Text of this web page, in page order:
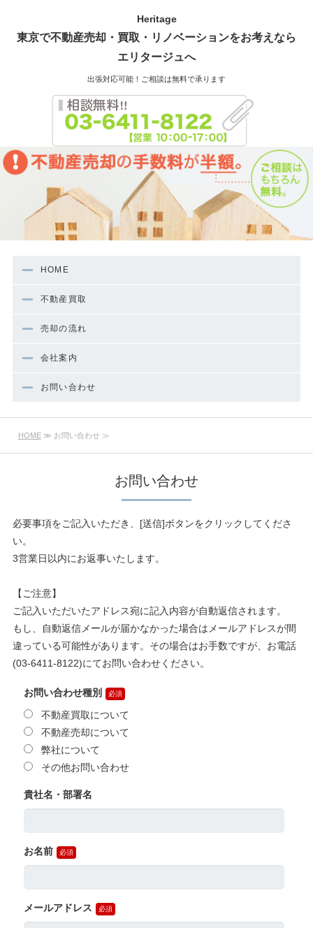
Heritage
東京で不動産売却・買取・リノベーションをお考えなら
エリタージュへ
出張対応可能！ご相談は無料で承ります
HOME
不動産買取
売却の流れ
会社案内
お問い合わせ
HOME≫ お問い合わせ ≫
お問い合わせ
必要事項をご記入いただき、[送信]ボタンをクリックしてくださ
い。
3営業日以内にお返事いたします。
【ご注意】
ご記入いただいたアドレス宛に記入内容が自動返信されます。
もし、自動返信メールが届かなかった場合はメールアドレスが間
違っている可能性があります。その場合はお手数ですが、お電話
(03-6411-8122)にてお問い合わせください。
お問い合わせ種別
不動産買取について
不動産売却について
弊社について
その他お問い合わせ
貴社名・部署名
お名前
メールアドレス